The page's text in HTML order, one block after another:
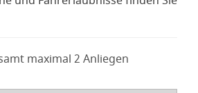
maximal 2 Anliegen